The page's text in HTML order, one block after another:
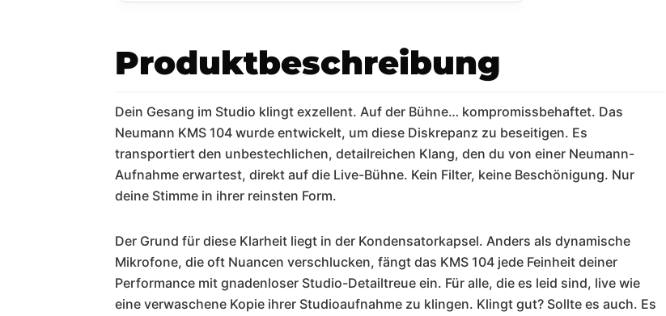
Produktbeschreibung
Dein Gesang im Studio klingt exzellent. Auf der Bühne… kompromissbehaftet. Das
Neumann KMS 104 wurde entwickelt, um diese Diskrepanz zu beseitigen. Es
transportiert den unbestechlichen, detailreichen Klang, den du von einer Neumann-
Aufnahme erwartest, direkt auf die Live-Bühne. Kein Filter, keine Beschönigung. Nur
deine Stimme in ihrer reinsten Form.
Der Grund für diese Klarheit liegt in der Kondensatorkapsel. Anders als dynamische
Mikrofone, die oft Nuancen verschlucken, fängt das KMS 104 jede Feinheit deiner
Performance mit gnadenloser Studio-Detailtreue ein. Für alle, die es leid sind, live wie
eine verwaschene Kopie ihrer Studioaufnahme zu klingen. Klingt gut? Sollte es auch. Es